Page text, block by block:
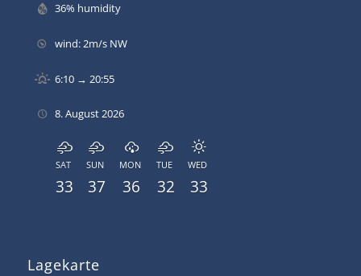
36% humidity
wind: 2m/s NW
6:10 → 20:55
8. August 2026
SAT
33
SUN
37
MON
36
TUE
32
WED
33
Lagekarte